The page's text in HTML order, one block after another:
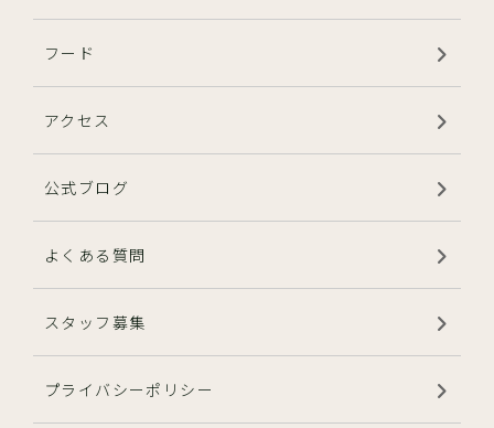
マリンスポーツレンタル
フード
アクセス
フード
アクセス
公式ブログ
よくある質問
スタッフ募集
プライバシーポリシー